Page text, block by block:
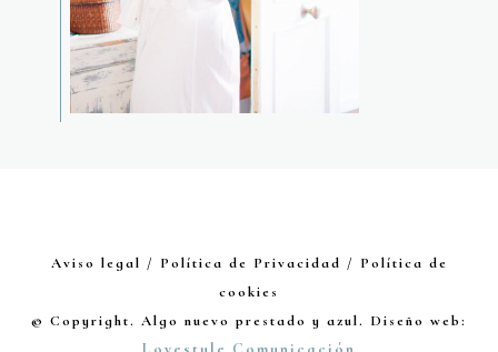
Aviso legal / Política de Privacidad / Política de
cookies
© Copyright. Algo nuevo prestado y azul. Diseño web: